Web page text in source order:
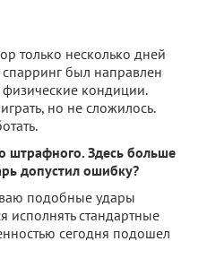
только несколько дней
спарринг был направлен
кондиции.
но не сложилось.
штрафного. Здесь больше
допустил ошибку?
подобные удары
исполнять стандартные
сегодня подошел